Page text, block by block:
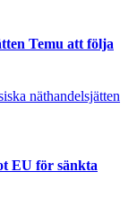
Temu att följa
näthandelsjätten
EU för sänkta